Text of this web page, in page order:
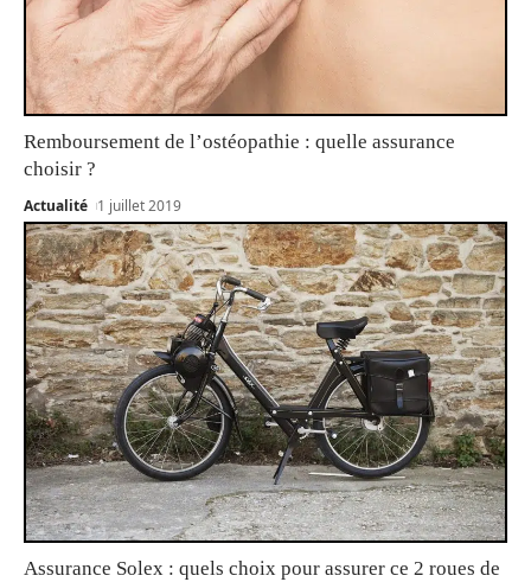
Remboursement de l’ostéopathie : quelle assurance
choisir ?
Actualité 1 juillet 2019
Assurance Solex : quels choix pour assurer ce 2 roues de